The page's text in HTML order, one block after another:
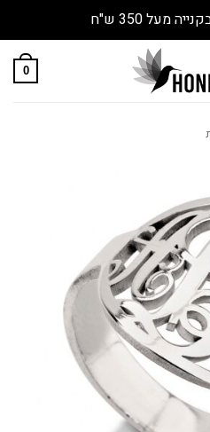
✦ בקנייה מעל 350 ש"ח
0